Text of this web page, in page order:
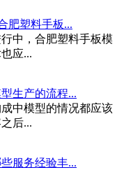
肥塑料手板...
中，合肥塑料手板模
应...
生产的流程...
中模型的情况都应该
后...
服务经验丰...